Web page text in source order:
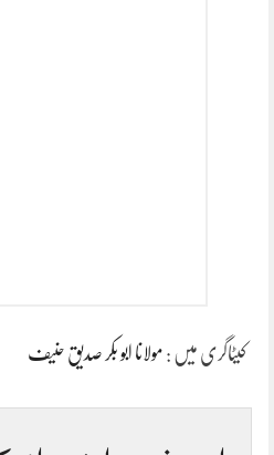
کیٹاگری میں : مولانا ابو بکر صدیق حنیف